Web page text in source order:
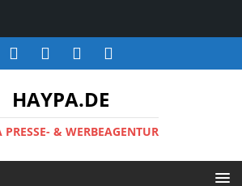
HAYPA.DE
PRESSE- & WERBEAGENTUR